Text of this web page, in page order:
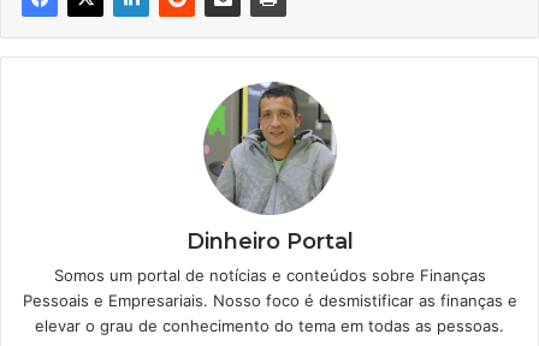
Dinheiro Portal
Somos um portal de notícias e conteúdos sobre Finanças
Pessoais e Empresariais. Nosso foco é desmistificar as finanças e
elevar o grau de conhecimento do tema em todas as pessoas.